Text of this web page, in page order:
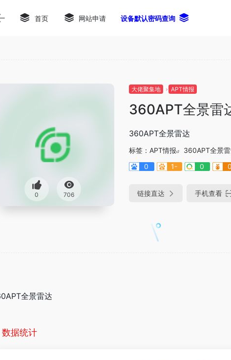
首页 网站申请 设备默认密码查询
0 706
大佬聚集地 APT情报
360APT全景雷
360APT全景雷达
标签： APT情报
360APT全景
0
1- 0 0
链接直达 手机查看
全景雷达
数据统计